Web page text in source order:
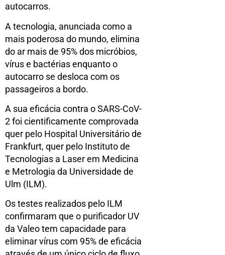
autocarros.
A tecnologia, anunciada como a
mais poderosa do mundo, elimina
do ar mais de 95% dos micróbios,
vírus e bactérias enquanto o
autocarro se desloca com os
passageiros a bordo.
A sua eficácia contra o SARS-CoV-
2 foi cientificamente comprovada
quer pelo Hospital Universitário de
Frankfurt, quer pelo Instituto de
Tecnologias a Laser em Medicina
e Metrologia da Universidade de
Ulm (ILM).
Os testes realizados pelo ILM
confirmaram que o purificador UV
da Valeo tem capacidade para
eliminar vírus com 95% de eficácia